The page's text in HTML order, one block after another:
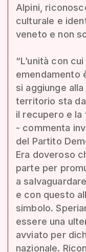
Alpini,
culturale e
veneto e non
“L’unità con
emendamento
si aggiunge
territorio sta
il recupero e la
- commenta
del Partito
Era doveroso
parte per
a
e con questo
simbolo.
essere una
avviato per
nazionale.